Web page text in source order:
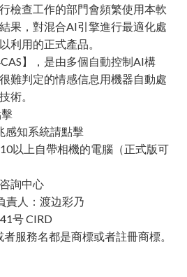
檢查工作的部門會頻繁使用本軟
果，對混合AI引擎進行最適化處
利用的正式產品。
】，是由多個自動控制AI構
難判定的情感信息用機器自動處
術。
感知系統請點擊
以上自帶相機的電腦（正式版可
詢中心
責人：渡边彩乃
号 CIRD
服務名都是商標或者註冊商標。